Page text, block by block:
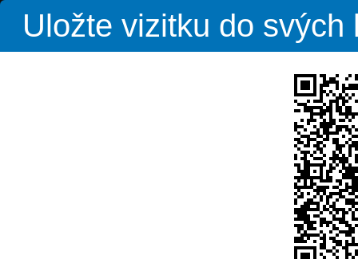
Uložte vizitku do